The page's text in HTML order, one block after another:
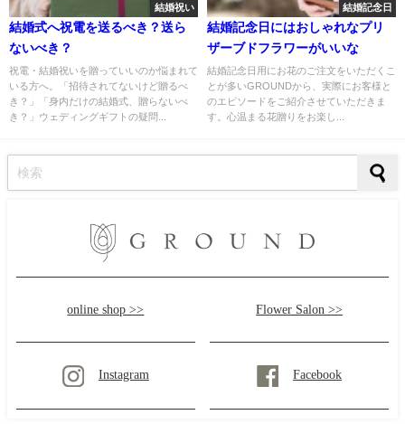
結婚祝い
結婚式へ祝電を送るべき？送ら
ないべき？
祝電・結婚祝いを贈っていいのか悩まれて
いる方へ。「招待されてないけど贈るべ
き？」「身内だけの結婚式、贈らないべ
き？」ウェディングギフトの疑問...
結婚記念日
結婚記念日にはおしゃれなプリ
ザーブドフラワーがいいな
結婚記念日用にお花のご注文をいただくこ
とが多いGROUNDから、実際にお客様と
のエピソードをご紹介させていただきま
す。心温まる花贈りをお楽し...
online shop >> Flower Salon >>
Instagram Facebook